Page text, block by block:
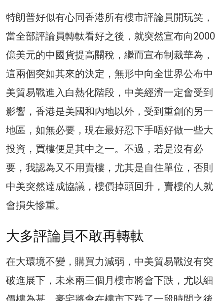
特朗普好似有心同香港所有樓市評論員開玩笑，
當全部評論員轉軚看好之後，就突然宣布向2000
億美元的中國貨提高關稅，繼而宣布制裁華為，
這兩個突如其來的決定，無形中向全世界公布中
美貿易戰進入白熱化階段，中美經濟一定會受到
影響，香港是美國和內地以外，受到重創的另一
地區，如無必要，現在最好忍下手唔好做一些大
投資，買樓便是其中之一。不過，若是沒有必
要，我認為又不用賣樓，尤其是自住單位，否則
中美突然達成協議，樓價掉頭回升，賣樓的人就
會損失慘重。
大多評論員不敢再轉軚
在大環境不變，購買力減弱，中美貿易戰沒有突
破進展下，未來兩三個月樓市將會下跌，尤以細